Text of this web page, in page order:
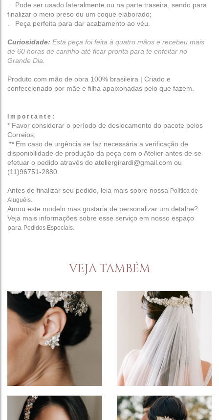
. Pode ser usado lateralmente ou na parte traseira, sendo para
finalizar o meio preso ou um coque elaborado;
. Peça perfeita para dar acabamento ao véu.
Curiosidade: Esta peça foi feita à quatro mãos e recebeu mais
de 60 horas de carinho até ficar pronta para te enfeitar no
Grande Dia.
Produto com mão de obra 100% brasileira | Criado e
confeccionado por mãe e filha apaixonadas pelo que fazem.
I m p o r t a n t e :
* Favor considerar o período de deslocamento do pacote pelos
Correios;
** Em caso de urgência se faz necessária a verificação de
disponibilidade de produção da peça com o Atelier antes de se
efetuar o pedido através do ateliergirardi@gmail.com ou
(11)96751-2880.
Antes de finalizar seu pedido, leia mais sobre nossa Política de
Aluguéis
Amou este modelo mas gostaria de personalizar um detalhe?
Veja mais informações sobre esse serviço em nosso espaço
para Pedidos Especiais
VEJA TAMBÉM